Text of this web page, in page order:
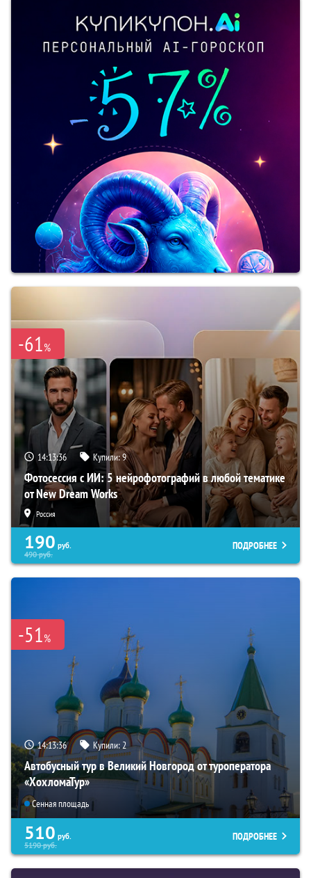
-61%
14:13:35 Купили:9
Фотосессия с ИИ: 5 нейрофотографий в любой тематике
от New Dream Works
Россия
190 руб.
490руб.
ПОДРОБНЕЕ
-51%
14:13:35 Купили:2
Автобусный тур в Великий Новгород от туроператора
«ХохломаТур»
Сенная площадь
510 руб.
5190руб.
ПОДРОБНЕЕ